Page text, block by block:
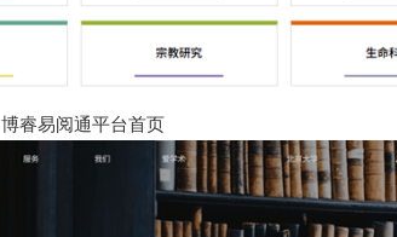
博睿易阅通平台首页